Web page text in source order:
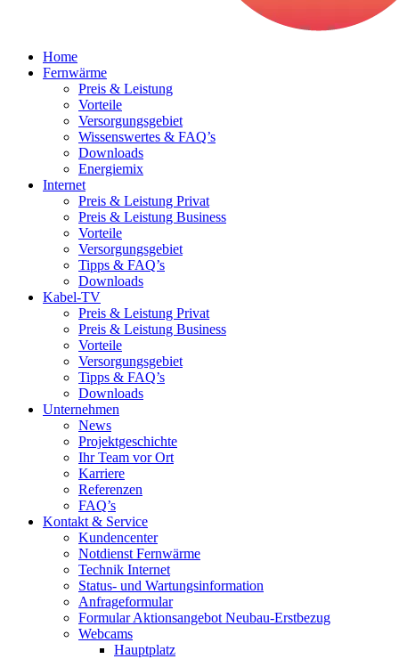
Home
Fernwärme
Preis & Leistung
Vorteile
Versorgungsgebiet
Wissenswertes & FAQ’s
Downloads
Energiemix
Internet
Preis & Leistung Privat
Preis & Leistung Business
Vorteile
Versorgungsgebiet
Tipps & FAQ’s
Downloads
Kabel-TV
Preis & Leistung Privat
Preis & Leistung Business
Vorteile
Versorgungsgebiet
Tipps & FAQ’s
Downloads
Unternehmen
News
Projektgeschichte
Ihr Team vor Ort
Karriere
Referenzen
FAQ’s
Kontakt & Service
Kundencenter
Notdienst Fernwärme
Technik Internet
Status- und Wartungsinformation
Anfrageformular
Formular Aktionsangebot Neubau-Erstbezug
Webcams
Hauptplatz